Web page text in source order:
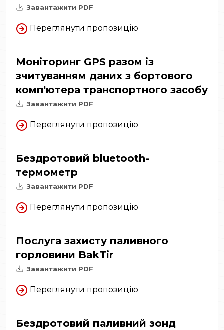
Завантажити PDF
Переглянути пропозицію
Моніторинг GPS разом із
зчитуванням даних з бортового
комп'ютера транспортного засобу
Завантажити PDF
Переглянути пропозицію
Бездротовий bluetooth-
термометр
Завантажити PDF
Переглянути пропозицію
Послуга захисту паливного
горловини BakTir
Завантажити PDF
Переглянути пропозицію
Бездротовий паливний зонд